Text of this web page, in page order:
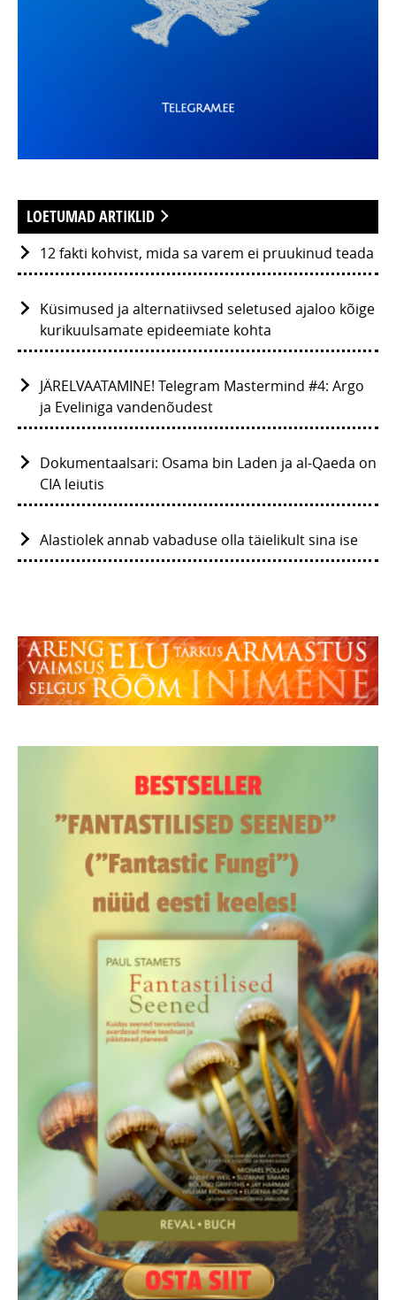
LOETUMAD ARTIKLID
12 fakti kohvist, mida sa varem ei pruukinud teada
Küsimused ja alternatiivsed seletused ajaloo kõige
kurikuulsamate epideemiate kohta
JÄRELVAATAMINE! Telegram Mastermind #4: Argo
ja Eveliniga vandenõudest
Dokumentaalsari: Osama bin Laden ja al-Qaeda on
CIA leiutis
Alastiolek annab vabaduse olla täielikult sina ise